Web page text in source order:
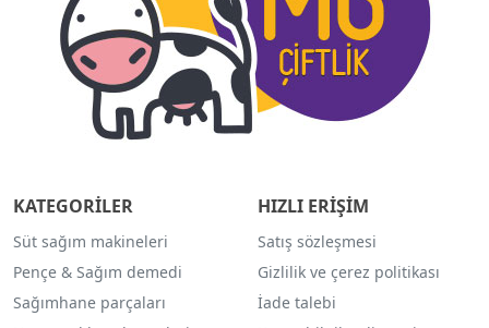
KATEGORİLER
Süt sağım makineleri
Pençe & Sağım demedi
Sağımhane parçaları
HIZLI ERİŞİM
Satış sözleşmesi
Gizlilik ve çerez politikası
İade talebi